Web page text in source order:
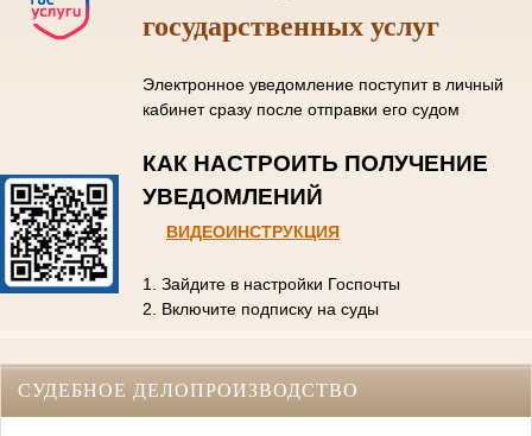
государственных услуг
Электронное уведомление поступит в личный
кабинет сразу после отправки его судом
КАК НАСТРОИТЬ ПОЛУЧЕНИЕ
УВЕДОМЛЕНИЙ
ВИДЕОИНСТРУКЦИЯ
1. Зайдите в настройки Госпочты
2. Включите подписку на суды
СУДЕБНОЕ ДЕЛОПРОИЗВОДСТВО